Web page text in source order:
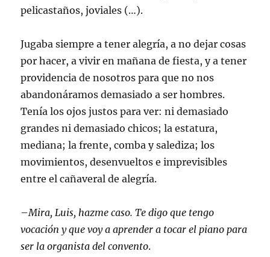
pelicastaños, joviales (…).
Jugaba siempre a tener alegría, a no dejar cosas
por hacer, a vivir en mañana de fiesta, y a tener
providencia de nosotros para que no nos
abandonáramos demasiado a ser hombres.
Tenía los ojos justos para ver: ni demasiado
grandes ni demasiado chicos; la estatura,
mediana; la frente, comba y salediza; los
movimientos, desenvueltos e imprevisibles
entre el cañaveral de alegría.
–Mira, Luis, hazme caso. Te digo que tengo
vocación y que voy a aprender a tocar el piano para
ser la organista del convento.